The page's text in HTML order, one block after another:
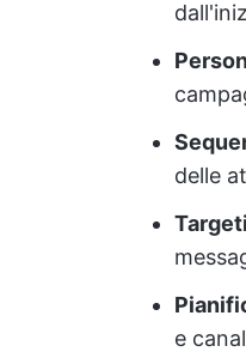
delle
e